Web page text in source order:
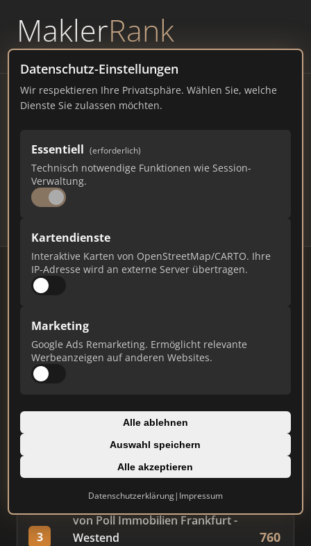
MaklerRank
powered byWAVEPOINT
Datenschutz-Einstellungen
Wir respektieren Ihre Privatsphäre. Wählen Sie, welche
Dienste Sie zulassen möchten.
Essentiell (erforderlich)
Technisch notwendige Funktionen wie Session-
Verwaltung.
Kartendienste
Interaktive Karten von OpenStreetMap/CARTO. Ihre
IP-Adresse wird an externe Server übertragen.
Marketing
Google Ads Remarketing. Ermöglicht relevante
Werbeanzeigen auf anderen Websites.
Alle ablehnen
Auswahl speichern
Alle akzeptieren
Datenschutzerklärung| Impressum
Immobilienmakler Templin
– Ranking Juli 2026
BRANDENBURG 13.681 EINWOHNER
70 570
# MAKLER / FIRMA
1 immobilienscout24.de
Immobilienplattform
837
AVIV Germany GmbH
immowelt.de Immobilienplattform
3
von Poll Immobilien Frankfurt -
Westend
760